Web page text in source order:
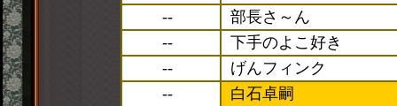
--
部長さ～ん
--
下手のよこ好き
--
げんフィンク
--
白石卓嗣